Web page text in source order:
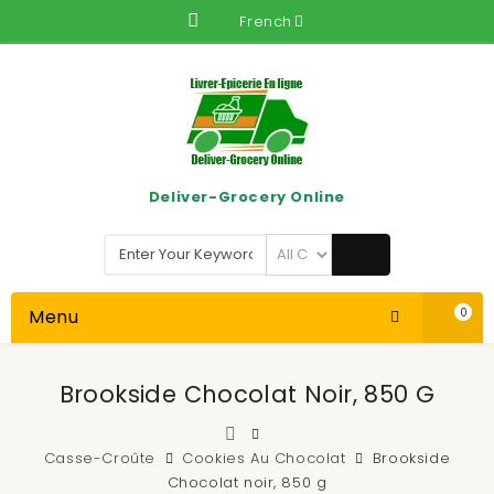
French
0
Deliver-Grocery Online
Menu
Brookside Chocolat Noir, 850 G
Casse-Croûte Cookies Au Chocolat
Brookside
Chocolat noir, 850 g